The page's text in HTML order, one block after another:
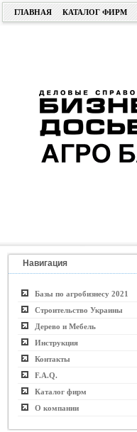
ГЛАВНАЯ КАТАЛОГ ФИРМ
Навигация
Базы по агробизнесу 2021
Строительство Украины
Дерево и Мебель
Инструкция
Контакты
F.A.Q.
Каталог фирм
О компании